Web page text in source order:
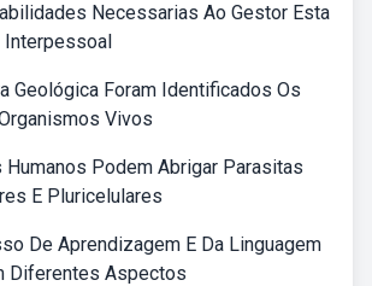
Necessarias Ao Gestor Esta
Interpessoal
Geológica Foram Identificados Os
Vivos
Humanos Podem Abrigar Parasitas
E Pluricelulares
De Aprendizagem E Da Linguagem
Diferentes Aspectos